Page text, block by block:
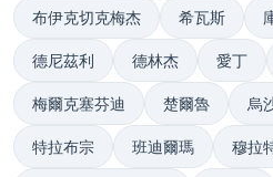
布伊克切克梅杰 希瓦斯
德尼茲利 德林杰 愛丁
梅爾克塞芬迪 楚爾魯 烏
特拉布宗 班迪爾瑪 穆拉